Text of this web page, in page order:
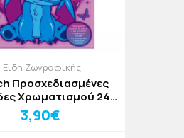
Είδη Ζωγραφικής
Προσχεδιασμένες
Χρωματισμού 24
Αυτοκόλλητα + 6
Μαρκαδόροι
3,90€